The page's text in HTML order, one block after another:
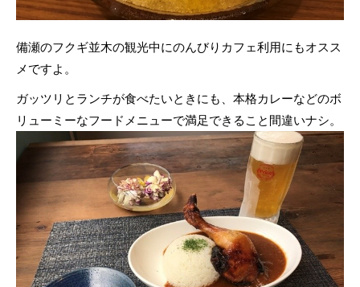
備瀬のフクギ並木の観光中にのんびりカフェ利用にもオスス
メですよ。
ガッツリとランチが食べたいときにも、本格カレーなどのボ
リューミーなフードメニューで満足できること間違いナシ。